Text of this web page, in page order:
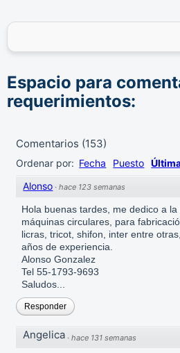
información proporcionada en los
el presente Directorio, ni de los
ofrecidos por éstas. Asimismo, se
direcciones, números de teléfono
son referenciales y están sujetos a
web.
Espacio para
requerimientos:
Comentarios (153)
Ordenar por: Fecha Puesto
Alonso ·hace 123 semanas
Hola buenas tardes, me dedico a
máquinas circulares, para
licras, tricot, shifon, inter entre
años de experiencia.
Alonso Gonzalez
Tel 55-1793-9693
Saludos...
Responder
Angelica ·hace 131 semanas